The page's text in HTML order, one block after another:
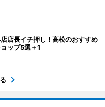
店長イチ押し！高松のおすすめ
ップ5選＋1